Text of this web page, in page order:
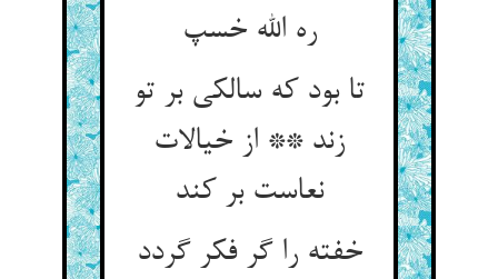
ره الله خسپ
تا بود که سالکی بر تو
زند ** از خیالات
نعاست بر کند
خفته را گر فکر گردد